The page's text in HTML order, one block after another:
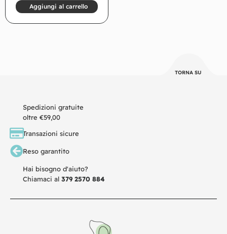
Aggiungi al carrello
TORNA SU
Spedizioni gratuite
oltre €59,00
Transazioni sicure
Reso garantito
Hai bisogno d'aiuto?
Chiamaci al 379 2570 884